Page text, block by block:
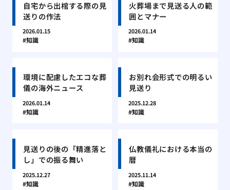
自宅から出棺する際の見
送りの作法
2026.01.15
知識
火葬場まで見送る人の範
囲とマナー
2026.01.14
知識
環境に配慮したエコな葬
儀の海外ニュース
2026.01.14
知識
お別れ会形式での明るい
見送り
2025.12.28
知識
見送りの後の「精進落と
し」での振る舞い
2025.12.27
知識
仏教儀礼における本当の
暦
2025.11.14
知識